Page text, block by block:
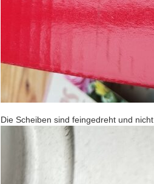
Die Scheiben sind feingedreht und